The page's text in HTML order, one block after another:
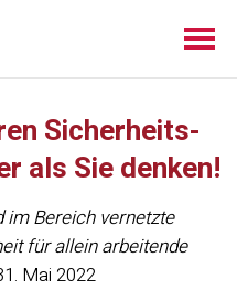
Sicherheits-
als Sie denken!
im Bereich vernetzte
für allein arbeitende
Mai 2022